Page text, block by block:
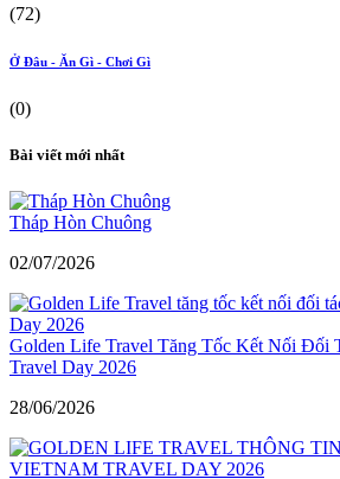
(72)
Ở Đâu - Ăn Gì - Chơi Gì
(0)
Bài viết mới nhất
Tháp Hòn Chuông
02/07/2026
Golden Life Travel Tăng Tốc Kết Nối Đối
Travel Day 2026
28/06/2026